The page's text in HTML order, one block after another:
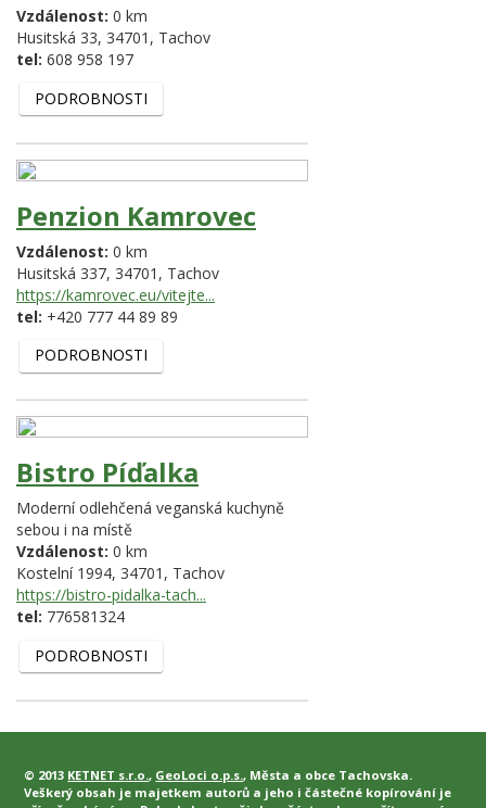
Vzdálenost: 0 km
Husitská 33, 34701, Tachov
tel: 608 958 197
PODROBNOSTI
Penzion Kamrovec
Vzdálenost: 0 km
Husitská 337, 34701, Tachov
https://kamrovec.eu/vitejte...
tel: +420 777 44 89 89
PODROBNOSTI
Bistro Píďalka
Moderní odlehčená veganská kuchyně
sebou i na místě
Vzdálenost: 0 km
Kostelní 1994, 34701, Tachov
https://bistro-pidalka-tach...
tel: 776581324
PODROBNOSTI
© 2013 KETNET s.r.o., GeoLoci o.p.s., Města a obce Tachovska.
Veškerý obsah je majetkem autorů a jeho i částečné kopírování je